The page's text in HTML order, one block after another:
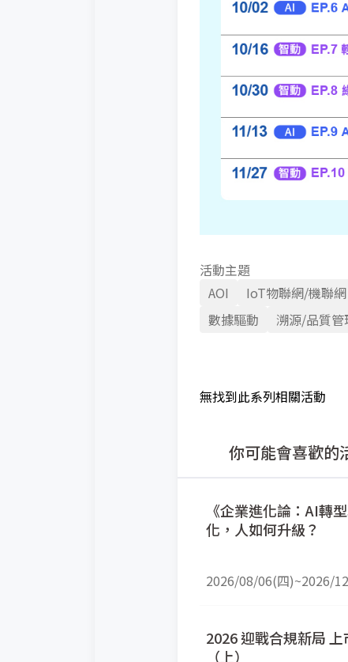
活動主題
AOI
IoT物聯網/機聯網
數據驅動
溯源/品質管
無找到此系列相關活動
你可能會喜歡的
《企業進化論：AI轉
化，人如何升級？
2026/08/06(四)~2026/
2026 迎戰合規新局
（上）